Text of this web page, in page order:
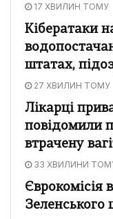
17 ХВИЛИН ТОМУ
Кібератаки
штатах,
27 ХВИЛИН ТОМУ
Лікарці
повідомили
втрачену
33 ХВИЛИНИ
Єврокомісія
Зеленського